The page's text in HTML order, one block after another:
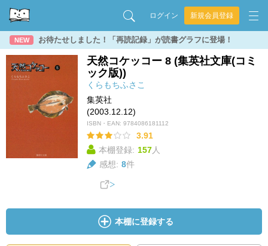
ログイン 新規会員登録
NEW お待たせしました！「再読記録」が読書グラフに登場！
天然コケッコー 8 (集英社文庫(コミ
ック版))
くらもちふさこ
集英社
(2003.12.12)
ISBN・EAN: 9784086181112
3.91
本棚登録: 157人
感想: 8件
本棚に登録する